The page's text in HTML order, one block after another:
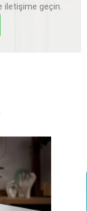
iletişime geçin.